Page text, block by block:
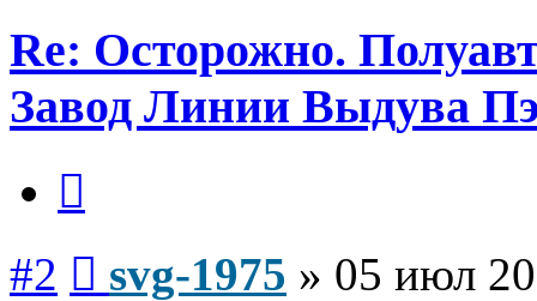
Re: Осторожно.
Завод Линии Выдува
#2 svg-1975 » 05 июл